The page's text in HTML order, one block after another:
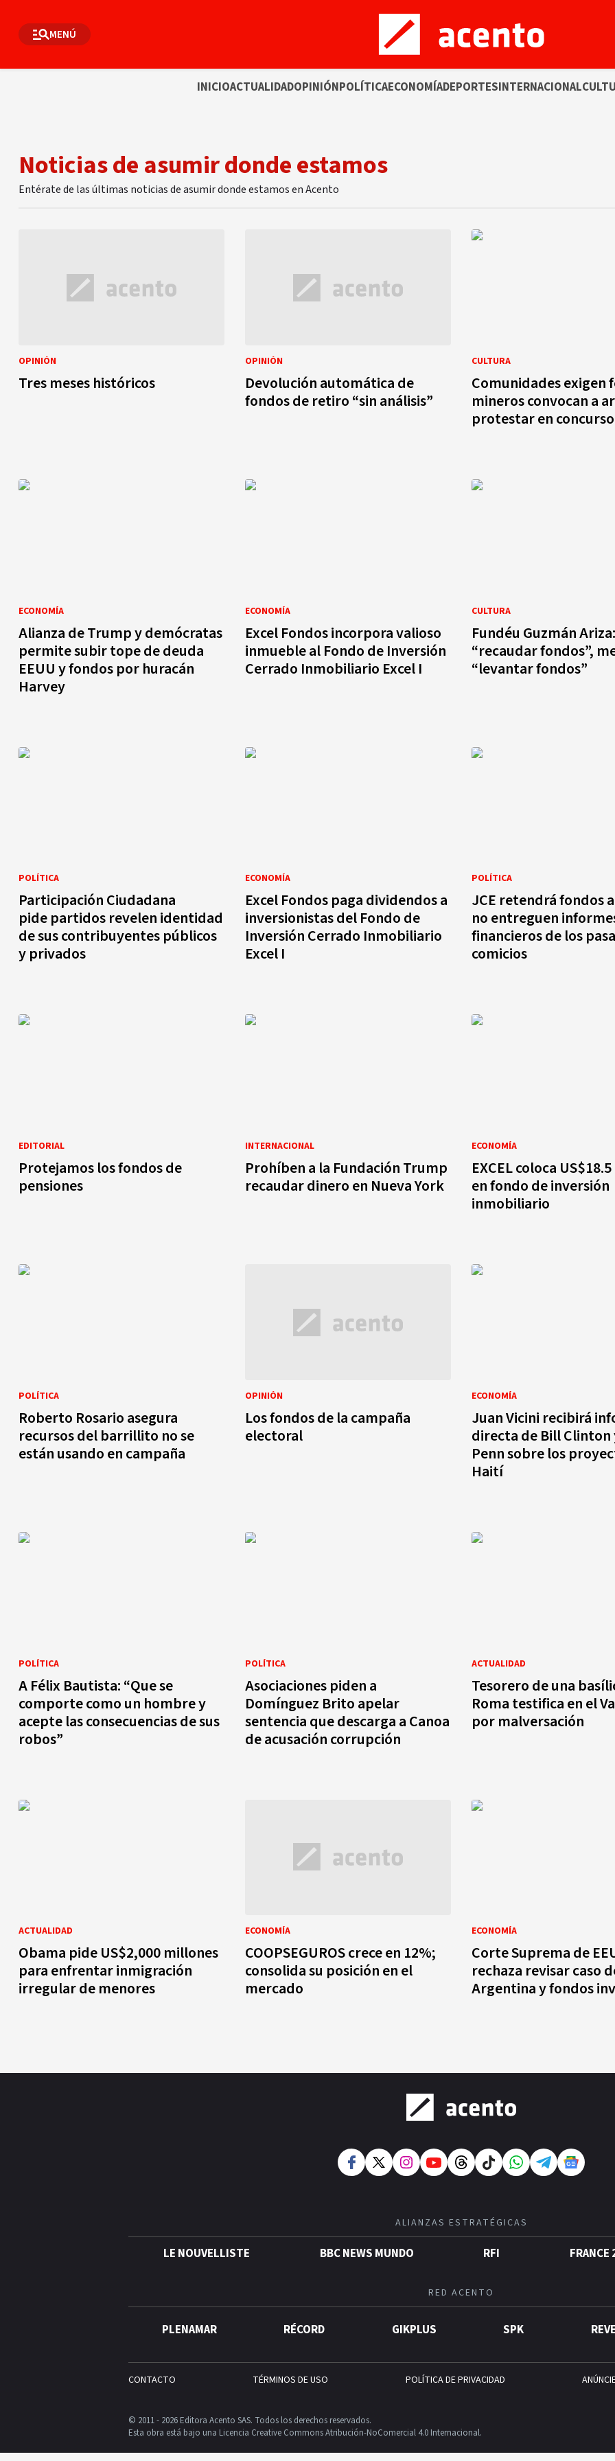
MENÚ
INICIOACTUALIDADOPINIÓNPOLÍTICAECONOMÍADEPORTESINTERNACIONAL
Noticias de asumir donde estamos
Entérate de las últimas noticias de asumir donde estamos en Acento
OPINIÓN
Tres meses históricos
OPINIÓN
Devolución automática de
fondos de retiro “sin análisis”
CULTURA
Comunidades exigen
mineros convocan a
protestar en concurso
ECONOMÍA
Alianza de Trump y demócratas
permite subir tope de deuda
EEUU y fondos por huracán
Harvey
ECONOMÍA
Excel Fondos incorpora valioso
inmueble al Fondo de Inversión
Cerrado Inmobiliario Excel I
CULTURA
Fundéu Guzmán Ariza:
“recaudar fondos”,
“levantar fondos”
POLÍTICA
Participación Ciudadana
pide partidos revelen identidad
de sus contribuyentes públicos
y privados
ECONOMÍA
Excel Fondos paga dividendos a
inversionistas del Fondo de
Inversión Cerrado Inmobiliario
Excel I
POLÍTICA
JCE retendrá fondos
no entreguen
financieros de los
comicios
EDITORIAL
Protejamos los fondos de
pensiones
INTERNACIONAL
Prohíben a la Fundación Trump
recaudar dinero en Nueva York
ECONOMÍA
EXCEL coloca
en fondo de inversión
inmobiliario
POLÍTICA
Roberto Rosario asegura
recursos del barrillito no se
están usando en campaña
OPINIÓN
Los fondos de la campaña
electoral
ECONOMÍA
Juan Vicini recibirá
directa de Bill Clinton
Penn sobre los
Haití
POLÍTICA
A Félix Bautista: “Que se
comporte como un hombre y
acepte las consecuencias de sus
robos”
POLÍTICA
Asociaciones piden a
Domínguez Brito apelar
sentencia que descarga a Canoa
de acusación corrupción
ACTUALIDAD
Tesorero de una
Roma testifica en el
por malversación
ACTUALIDAD
Obama pide US$2,000 millones
para enfrentar inmigración
irregular de menores
ECONOMÍA
COOPSEGUROS crece en 12%;
consolida su posición en el
mercado
ECONOMÍA
Corte Suprema de
rechaza revisar caso
Argentina y fondos
ALIANZAS ESTRATÉGICAS
LE NOUVELLISTE BBC NEWS MUNDO RFI FRANCE
RED ACENTO
PLENAMAR RÉCORD GIKPLUS SPK
CONTACTO TÉRMINOS DE USO POLÍTICA DE PRIVACIDAD
© 2011 - 2026 Editora Acento SAS. Todos los derechos reservados.
Esta obra está bajo una Licencia Creative Commons Atribución-NoComercial 4.0 Internacional.